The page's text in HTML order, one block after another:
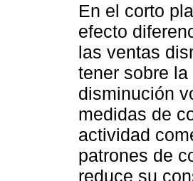
En el corto
efecto
las ventas
tener sobre
disminución
medidas de
actividad
patrones de
reduce su